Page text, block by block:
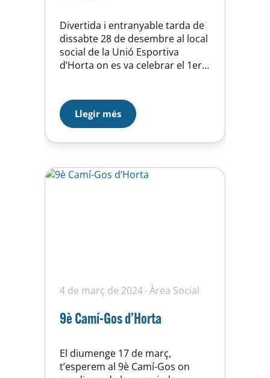
Divertida i entranyable tarda de
dissabte 28 de desembre al local
social de la Unió Esportiva
d’Horta on es va celebrar el 1er
que està començant a posar en
marxa la Comissió Social del
club, es varen reunir 24
participants entre socis de U.E.
Llegir més
4 de març de 2024 Àrea Social
9è Camí-Gos d’Horta
El diumenge 17 de març,
t’esperem al 9è Camí-Gos on